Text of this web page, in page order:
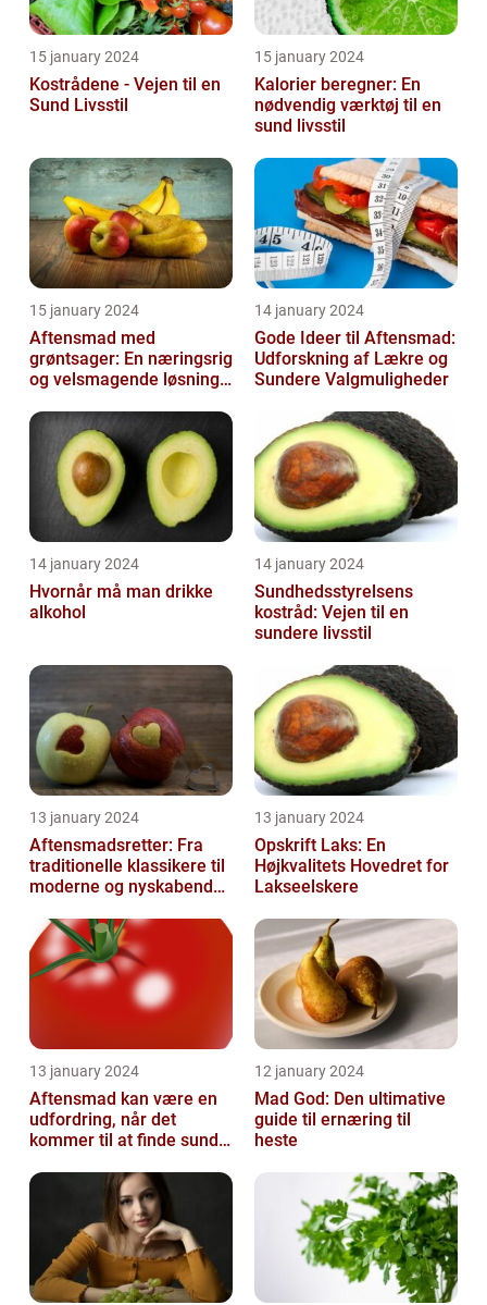
15 january 2024
Kostrådene - Vejen til en
Sund Livsstil
15 january 2024
Kalorier beregner: En
nødvendig værktøj til en
sund livsstil
15 january 2024
Aftensmad med
grøntsager: En næringsrig
og velsmagende løsning
14 january 2024
Gode Ideer til Aftensmad:
Udforskning af Lækre og
Sundere Valgmuligheder
14 january 2024
Hvornår må man drikke
alkohol
14 january 2024
Sundhedsstyrelsens
kostråd: Vejen til en
sundere livsstil
13 january 2024
Aftensmadsretter: Fra
traditionelle klassikere til
moderne og nyskabende
13 january 2024
Opskrift Laks: En
Højkvalitets Hovedret for
Lakseelskere
13 january 2024
Aftensmad kan være en
udfordring, når det
kommer til at finde sunde
samtidi...
12 january 2024
Mad God: Den ultimative
guide til ernæring til
heste